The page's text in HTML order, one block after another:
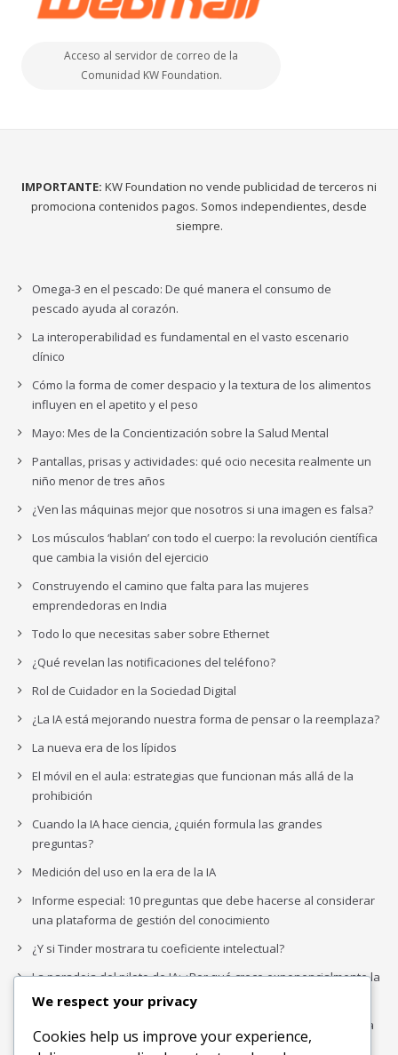
Acceso al servidor de correo de la
Comunidad KW Foundation.
IMPORTANTE: KW Foundation no vende publicidad de terceros ni
promociona contenidos pagos. Somos independientes, desde
siempre.
Omega-3 en el pescado: De qué manera el consumo de
pescado ayuda al corazón.
La interoperabilidad es fundamental en el vasto escenario
clínico
Cómo la forma de comer despacio y la textura de los alimentos
influyen en el apetito y el peso
Mayo: Mes de la Concientización sobre la Salud Mental
Pantallas, prisas y actividades: qué ocio necesita realmente un
niño menor de tres años
¿Ven las máquinas mejor que nosotros si una imagen es falsa?
Los músculos ‘hablan’ con todo el cuerpo: la revolución científica
que cambia la visión del ejercicio
Construyendo el camino que falta para las mujeres
emprendedoras en India
Todo lo que necesitas saber sobre Ethernet
¿Qué revelan las notificaciones del teléfono?
Rol de Cuidador en la Sociedad Digital
¿La IA está mejorando nuestra forma de pensar o la reemplaza?
La nueva era de los lípidos
El móvil en el aula: estrategias que funcionan más allá de la
prohibición
Cuando la IA hace ciencia, ¿quién formula las grandes
preguntas?
Medición del uso en la era de la IA
Informe especial: 10 preguntas que debe hacerse al considerar
una plataforma de gestión del conocimiento
¿Y si Tinder mostrara tu coeficiente intelectual?
La paradoja del piloto de IA: ¿Por qué crece exponencialmente la
complejidad de la IA empresarial?
Los organigramas de marketing se crearon para los canales. La
IA acaba de dejarlos obsoletos.
We respect your privacy
Cookies help us improve your experience,